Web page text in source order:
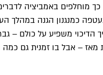
מוחלפים באמביציה
כמנגנון הגנה במהלך
משפיע על כולם –
– אבל בו זמנית גם כמה